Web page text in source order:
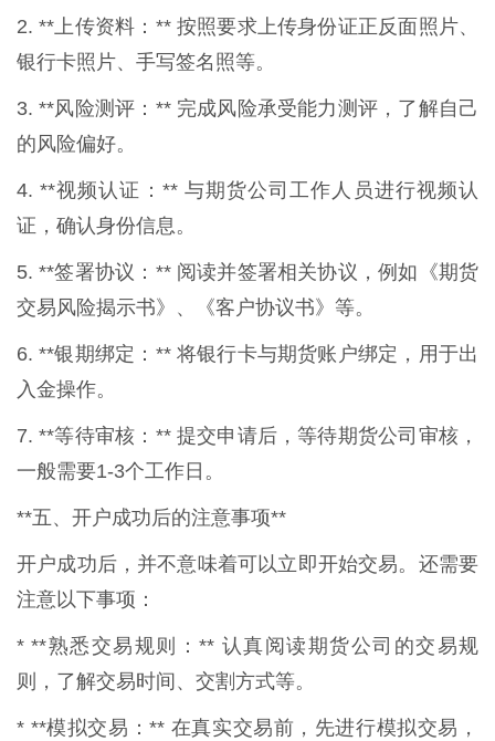
2. **上传资料：** 按照要求上传身份证正反面照片、
银行卡照片、手写签名照等。
3. **风险测评：** 完成风险承受能力测评，了解自己
的风险偏好。
4. **视频认证：** 与期货公司工作人员进行视频认
证，确认身份信息。
5. **签署协议：** 阅读并签署相关协议，例如《期货
交易风险揭示书》、《客户协议书》等。
6. **银期绑定：** 将银行卡与期货账户绑定，用于出
入金操作。
7. **等待审核：** 提交申请后，等待期货公司审核，
一般需要1-3个工作日。
**五、开户成功后的注意事项**
开户成功后，并不意味着可以立即开始交易。还需要
注意以下事项：
* **熟悉交易规则：** 认真阅读期货公司的交易规
则，了解交易时间、交割方式等。
* **模拟交易：** 在真实交易前，先进行模拟交易，